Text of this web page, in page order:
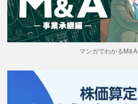
マンガでわかるM&A